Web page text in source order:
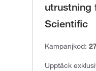
utrustning
Scientific
Kampanjkod:
Upptäck